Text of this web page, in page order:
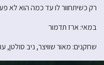
רק כשיתחוור לו עד כמה הוא לא
במאי: ארז תדמור
שחקנים: מאור שוויצר, ניב סולטן,